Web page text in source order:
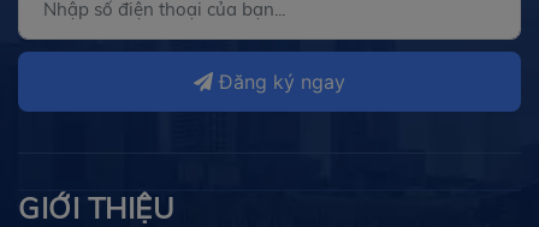
Đăng ký ngay
GIỚI THIỆU